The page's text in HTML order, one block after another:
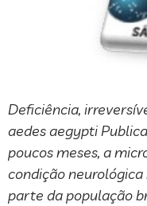
Deficiência,
aedes aegypti
poucos meses, a
condição
parte da população